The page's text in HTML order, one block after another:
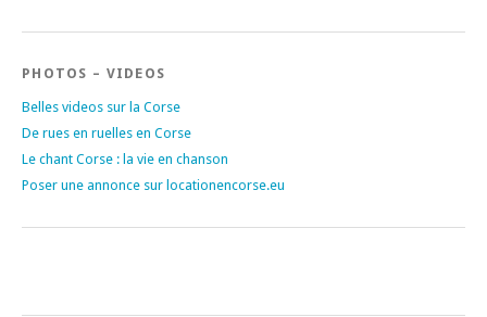
PHOTOS – VIDEOS
Belles videos sur la Corse
De rues en ruelles en Corse
Le chant Corse : la vie en chanson
Poser une annonce sur locationencorse.eu